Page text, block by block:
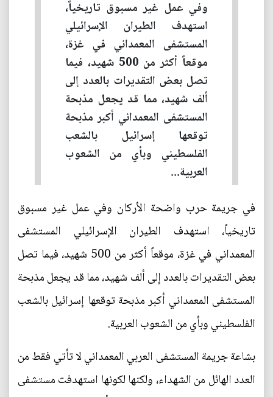
وفي عمل غير مسبوق تاريخياً،
استهدف الطيران الإسرائيلي
المستشفى المعمداني في غزة،
موقعاً أكثر من 500 شهيد، فيما
تصل بعض التقديرات بالعدد إلى
ألف شهيد، مما قد يجعل مذبحة
المستشفى المعمداني أكبر مذبحة
توقعها إسرائيل بالشعب
الفلسطيني وبأي من الشعوب
العربية...
في جريمة حرب واضحة الأركان وفي عمل غير مسبوق
تاريخياً، استهدف الطيران الإسرائيلي المستشفى
المعمداني في غزة، موقعاً أكثر من 500 شهيد، فيما تصل
بعض التقديرات بالعدد إلى ألف شهيد، مما قد يجعل مذبحة
المستشفى المعمداني أكبر مذبحة توقعها إسرائيل بالشعب
الفلسطيني وبأي من الشعوب العربية.
بشاعة جريمة المستشفى العربي المعمداني لا تأتي فقط من
العدد الهائل من الشهداء، ولكنها لكونها استهدفت مستشفى